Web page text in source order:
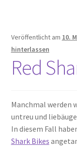
Veröffentlicht am 10.
hinterlassen
Red
Manchmal werden
untreu und
In diesem Fall
Shark Bikes